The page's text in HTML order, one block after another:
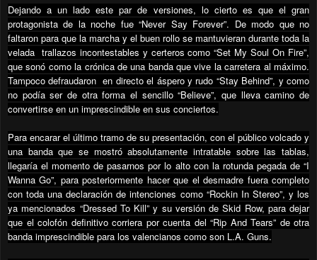
Dejando a un lado este par de versiones, lo cierto es que el gran
protagonista de la noche fue “Never Say Forever”. De modo que no
faltaron para que la marcha y el buen rollo se mantuvieran durante toda la
velada trallazos incontestables y certeros como “Set My Soul On Fire”,
que sonó como la crónica de una banda que vive la carretera al máximo.
Tampoco defraudaron en directo el áspero y rudo “Stay Behind”, y como
no podía ser de otra forma el sencillo “Believe”, que lleva camino de
convertirse en un imprescindible en sus conciertos.
Para encarar el último tramo de su presentación, con el público volcado y
una banda que se mostró absolutamente intratable sobre las tablas,
llegaría el momento de pasarnos por lo alto con la rotunda pegada de “I
Wanna Go”, para posteriormente hacer que el desmadre fuera completo
con toda una declaración de intenciones como “Rockin In Stereo”, y los
ya mencionados “Dressed To Kill” y su versión de Skid Row, para dejar
que el colofón definitivo corriera por cuenta del “Rip And Tears” de otra
banda imprescindible para los valencianos como son L.A. Guns.